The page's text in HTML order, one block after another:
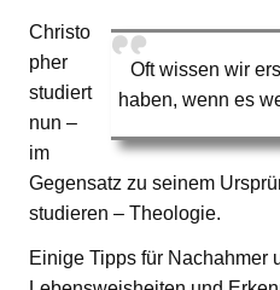
Oft wissen wir
haben, wenn es
Christo
pher
studiert
nun –
im
Gegensatz zu seinem
studieren – Theologie.
Einige Tipps für Nachahmer